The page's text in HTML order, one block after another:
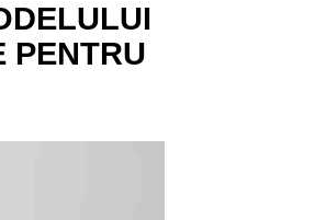
PENTRU